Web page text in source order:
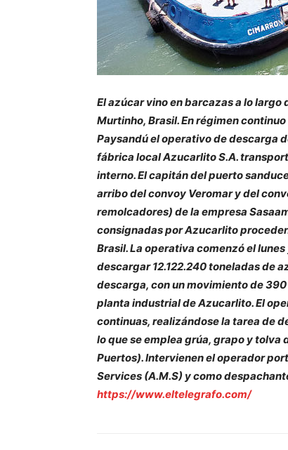
El azúcar vino en barcazas a lo
Murtinho, Brasil. En régimen
Paysandú el operativo de descarga
fábrica local Azucarlito S.A.
interno. El capitán del puerto
arribo del convoy Veromar y del
remolcadores) de la empresa
consignadas por Azucarlito
Brasil. La operativa comenzó el
descargar 12.122.240 toneladas de
descarga, con un movimiento de
planta industrial de Azucarlito. El
continuas, realizándose la tarea de
lo que se emplea grúa, grapo y
Puertos). Intervienen el operador
Services (A.M.S) y como
https://www.eltelegrafo.com/